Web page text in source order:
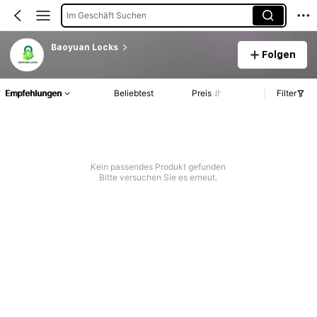
Im Geschäft Suchen
Baoyuan Locks
Folgen
Empfehlungen Beliebtest Preis Filter
Kein passendes Produkt gefunden
Bitte versuchen Sie es erneut.